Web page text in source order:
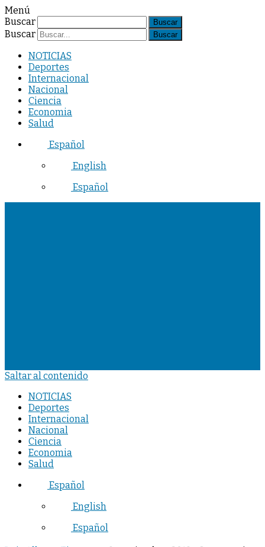
Menú
Buscar
Buscar
NOTICIAS
Deportes
Internacional
Nacional
Ciencia
Economia
Salud
Español
English
Español
Saltar al contenido
NOTICIAS
Deportes
Internacional
Nacional
Ciencia
Economia
Salud
Español
English
Español